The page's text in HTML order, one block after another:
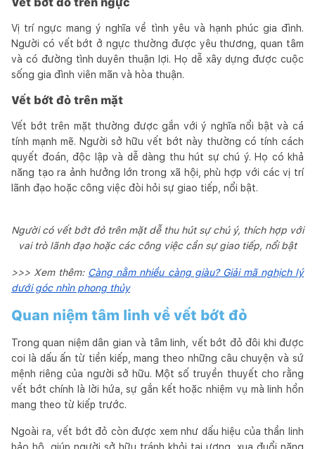
Vị trí ngực mang ý nghĩa về tình yêu và hạnh phúc gia đình.
Người có vết bớt ở ngực thường được yêu thương, quan tâm
và có đường tình duyên thuận lợi. Họ dễ xây dựng được cuộc
sống gia đình viên mãn và hòa thuận.
Vết bớt đỏ trên mặt
Vết bớt trên mặt thường được gắn với ý nghĩa nổi bật và cá
tính mạnh mẽ. Người sở hữu vết bớt này thường có tính cách
quyết đoán, độc lập và dễ dàng thu hút sự chú ý. Họ có khả
năng tạo ra ảnh hưởng lớn trong xã hội, phù hợp với các vị trí
lãnh đạo hoặc công việc đòi hỏi sự giao tiếp, nổi bật.
Người có vết bớt đỏ trên mặt dễ thu hút sự chú ý, thích hợp với
vai trò lãnh đạo hoặc các công việc cần sự giao tiếp, nổi bật
>>> Xem thêm: Càng nằm nhiều càng giàu? Giải mã nghịch lý
dưới góc nhìn phong thủy
Quan niệm tâm linh về vết bớt đỏ
Trong quan niệm dân gian và tâm linh, vết bớt đỏ đôi khi được
coi là dấu ấn từ tiền kiếp, mang theo những câu chuyện và sứ
mệnh riêng của người sở hữu. Một số truyền thuyết cho rằng
vết bớt chính là lời hứa, sự gắn kết hoặc nhiệm vụ mà linh hồn
mang theo từ kiếp trước.
Ngoài ra, vết bớt đỏ còn được xem như dấu hiệu của thần linh